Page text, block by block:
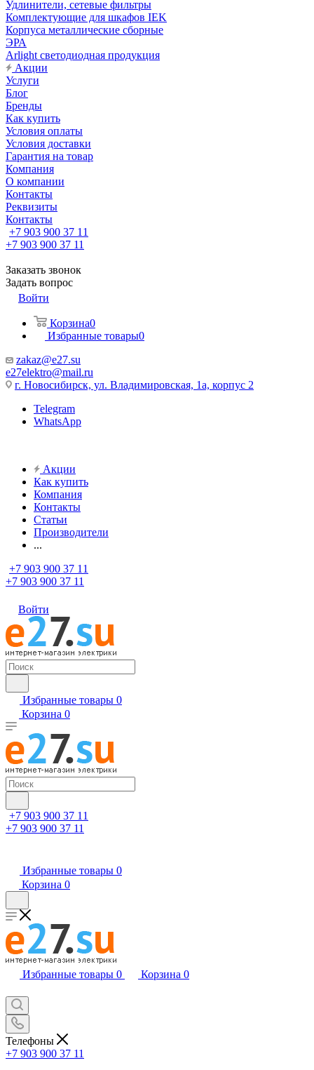
Удлинители, сетевые фильтры
Комплектующие для шкафов IEK
Корпуса металлические сборные
ЭРА
Arlight светодиодная продукция
Акции
Услуги
Блог
Бренды
Как купить
Условия оплаты
Условия доставки
Гарантия на товар
Компания
О компании
Контакты
Реквизиты
Контакты
+7 903 900 37 11
+7 903 900 37 11
Заказать звонок
Задать вопрос
Войти
Корзина0
Избранные товары0
zakaz@e27.su
e27elektro@mail.ru
г. Новосибирск, ул. Владимировская, 1а, корпус 2
Telegram
WhatsApp
Акции
Как купить
Компания
Контакты
Статьи
Производители
...
+7 903 900 37 11
+7 903 900 37 11
Войти
Избранные товары 0
Корзина 0
+7 903 900 37 11
+7 903 900 37 11
Избранные товары 0
Корзина 0
Избранные товары 0 Корзина 0
Телефоны
+7 903 900 37 11